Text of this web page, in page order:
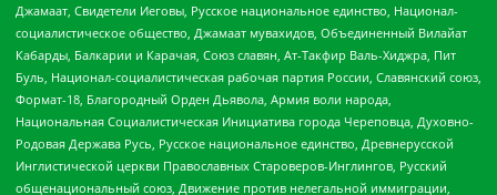
Джамаат, Свидетели Иеговы, Русское национальное единство, Национал-
социалистическое общество, Джамаат мувахидов, Объединенный Вилайат
Кабарды, Балкарии и Карачая, Союз славян, Ат-Такфир Валь-Хиджра, Пит
Буль, Национал-социалистическая рабочая партия России, Славянский союз,
Формат-18, Благородный Орден Дьявола, Армия воли народа,
Национальная Социалистическая Инициатива города Череповца, Духовно-
Родовая Держава Русь, Русское национальное единство, Древнерусской
Инглистической церкви Православных Староверов-Инглингов, Русский
общенациональный союз, Движение против нелегальной иммиграции,